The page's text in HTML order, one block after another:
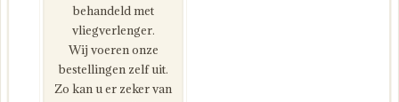
behandeld met
vliegverlenger.
Wij voeren onze
bestellingen zelf uit.
Zo kan u er zeker van